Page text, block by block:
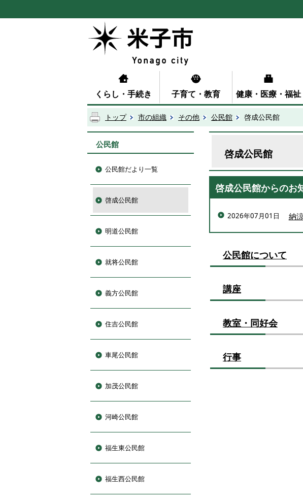
くらし・手続き 子育て・教育 健康・医療・福祉
トップ 市の組織 その他 公民館 啓成公民館
公民館
公民館だより一覧
啓成公民館
明道公民館
就将公民館
義方公民館
住吉公民館
車尾公民館
加茂公民館
河崎公民館
福生東公民館
福生西公民館
啓成公民館
啓成公民館からのお
2026年07月01日 納
公民館について
講座
教室・同好会
行事